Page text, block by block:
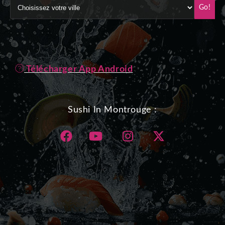
Go!
Télécharger App Android
Sushi In Montrouge :